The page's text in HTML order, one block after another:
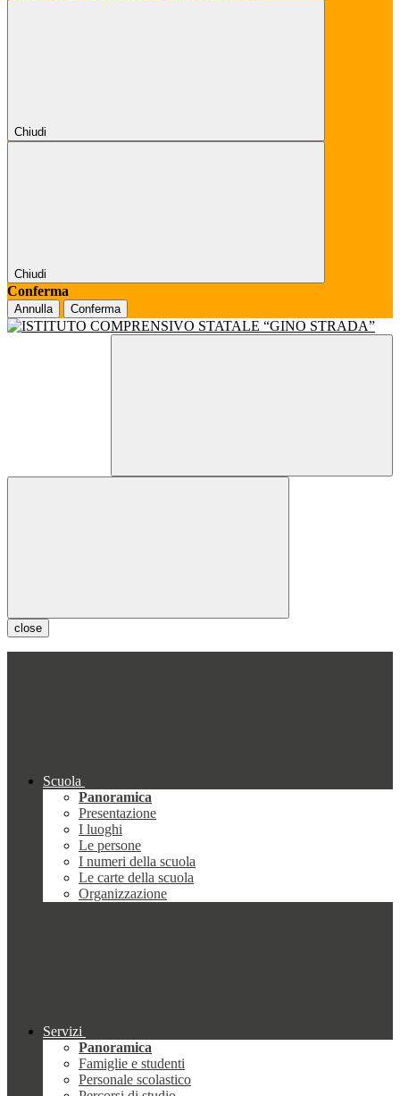
Chiudi
Chiudi
Conferma
Annulla Conferma
close
Scuola
Panoramica
Presentazione
I luoghi
Le persone
I numeri della scuola
Le carte della scuola
Organizzazione
Servizi
Panoramica
Famiglie e studenti
Personale scolastico